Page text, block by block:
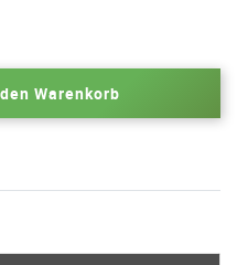
Warenkorb